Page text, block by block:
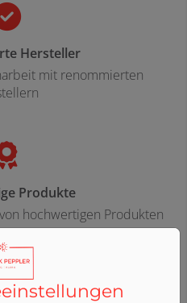
Hersteller
mit renommierten
Produkte
hochwertigen Produkten